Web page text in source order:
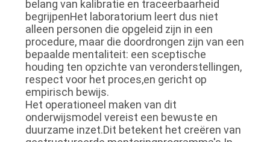
belang van kalibratie en traceerbaarheid
begrijpenHet laboratorium leert dus niet
alleen personen die opgeleid zijn in een
procedure, maar die doordrongen zijn van een
bepaalde mentaliteit: een sceptische
houding ten opzichte van veronderstellingen,
respect voor het proces,en gericht op
empirisch bewijs.
Het operationeel maken van dit
onderwijsmodel vereist een bewuste en
duurzame inzet.Dit betekent het creëren van